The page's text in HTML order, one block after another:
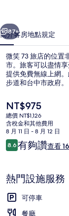
片
集
個 下一個
87+
簡介客房地點規定
微笑 73 旅店的位置
市。旅客可以盡情
提供免費無線上網
步道和台中市政府。
目
前
的
價
格
是
NT$975
總價 NT$1,126
含稅金和其他費用
8 月 11 日 - 8 月 12 日
評
論
8.68.6 分，滿分 10 分，
有夠讚查看
熱門設施服務
可停車
餐廳